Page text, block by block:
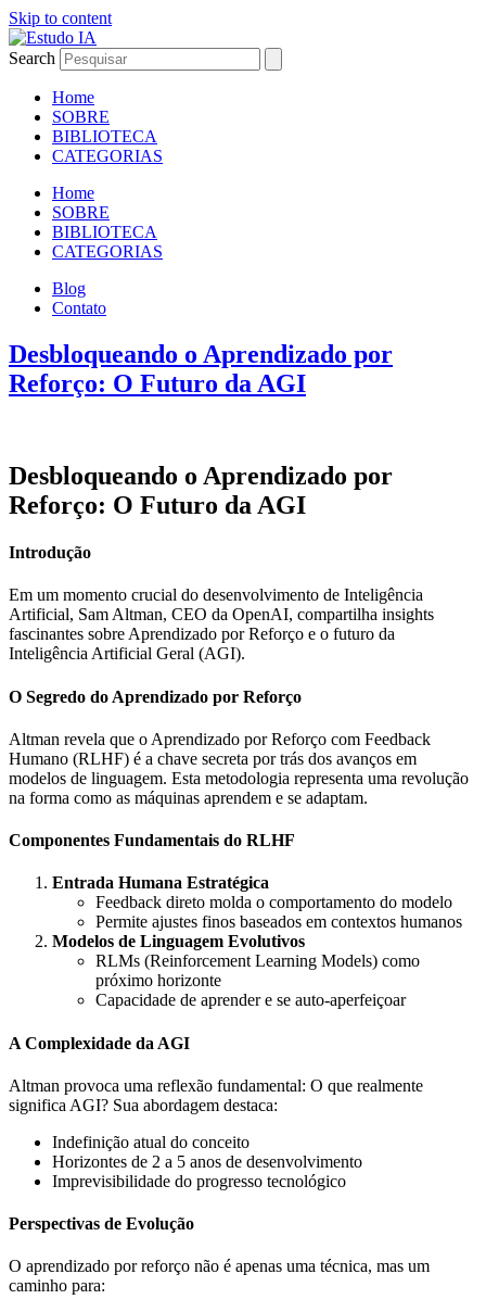
Skip to content
Search
Home
SOBRE
BIBLIOTECA
CATEGORIAS
Home
SOBRE
BIBLIOTECA
CATEGORIAS
Blog
Contato
Desbloqueando o Aprendizado por
Reforço: O Futuro da AGI
Desbloqueando o Aprendizado por
Reforço: O Futuro da AGI
Introdução
Em um momento crucial do desenvolvimento de Inteligência
Artificial, Sam Altman, CEO da OpenAI, compartilha insights
fascinantes sobre Aprendizado por Reforço e o futuro da
Inteligência Artificial Geral (AGI).
O Segredo do Aprendizado por Reforço
Altman revela que o Aprendizado por Reforço com Feedback
Humano (RLHF) é a chave secreta por trás dos avanços em
modelos de linguagem. Esta metodologia representa uma revolução
na forma como as máquinas aprendem e se adaptam.
Componentes Fundamentais do RLHF
Entrada Humana Estratégica
Feedback direto molda o comportamento do modelo
Permite ajustes finos baseados em contextos humanos
Modelos de Linguagem Evolutivos
RLMs (Reinforcement Learning Models) como
próximo horizonte
Capacidade de aprender e se auto-aperfeiçoar
A Complexidade da AGI
Altman provoca uma reflexão fundamental: O que realmente
significa AGI? Sua abordagem destaca:
Indefinição atual do conceito
Horizontes de 2 a 5 anos de desenvolvimento
Imprevisibilidade do progresso tecnológico
Perspectivas de Evolução
O aprendizado por reforço não é apenas uma técnica, mas um
caminho para: